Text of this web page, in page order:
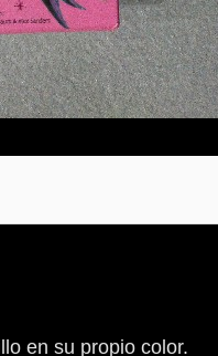
en su propio color.